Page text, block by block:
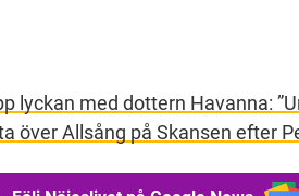
lyckan med dottern Havanna:
över Allsång på Skansen efter